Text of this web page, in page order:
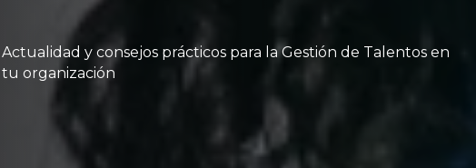
Actualidad y consejos prácticos para la Gestión de Talentos en
tu organización